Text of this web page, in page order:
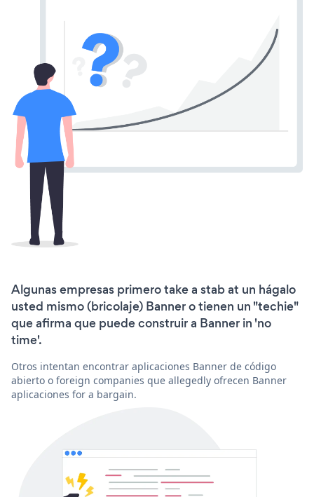
Algunas empresas primero take a stab at un hágalo
usted mismo (bricolaje) Banner o tienen un "techie"
que afirma que puede construir a Banner in 'no
time'.
Otros intentan encontrar aplicaciones Banner de código
abierto o foreign companies que allegedly ofrecen Banner
aplicaciones for a bargain.